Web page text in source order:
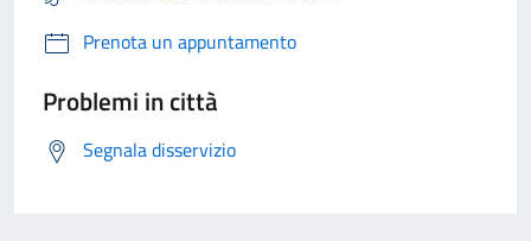
Prenota un appuntamento
Problemi in città
Segnala disservizio